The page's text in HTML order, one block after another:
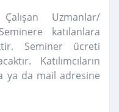
Uzmanlar/
katılanlara
Seminer ücreti
Katılımcıların
ya da mail adresine